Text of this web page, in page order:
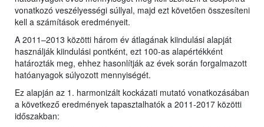
vonatkozó veszélyességi súllyal, majd ezt követően összesíteni
kell a számítások eredményeit.
A 2011–2013 közötti három év átlagának kiindulási alapját
használják kiindulási pontként, ezt 100-as alapértékként
határozták meg, ehhez hasonlítják az évek során forgalmazott
hatóanyagok súlyozott mennyiségét.
Ez alapján az 1. harmonizált kockázati mutató vonatkozásában
a következő eredmények tapasztalhatók a 2011-2017 közötti
időszakban: